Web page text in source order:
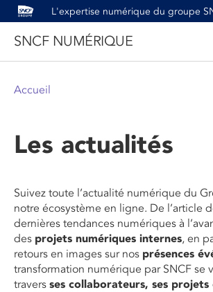
L'expertise numérique du groupe
SNCF NUMÉRIQUE
Accueil
Les actualités
Suivez toute l’actualité numérique du
notre écosystème en ligne. De l’article
dernières tendances numériques à
des projets numériques internes, en
retours en images sur nos présences
transformation numérique par SNCF se
travers ses collaborateurs, ses projets